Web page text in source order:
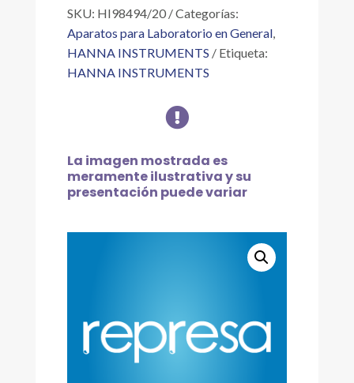
DE
CON
SONDA
HI7698494/20
CABLE)
cantidad
SKU: HI98494/20
Categorías:
Aparatos para Laboratorio en General,
HANNA INSTRUMENTS
Etiqueta:
HANNA INSTRUMENTS

La imagen mostrada es
meramente ilustrativa y su
presentación puede variar